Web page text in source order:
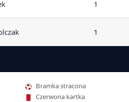
1
1
Bramka stracona
Czerwona kartka